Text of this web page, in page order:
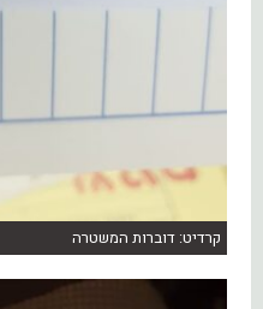
קרדיט: דוברות המשטרה